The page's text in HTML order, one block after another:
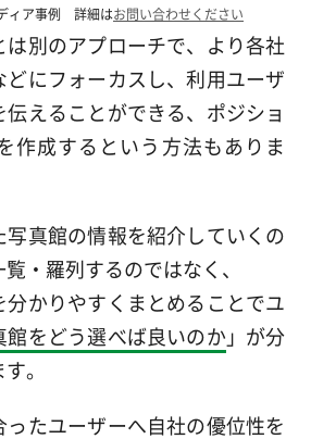
ィア事例 詳細はお問い合わせください
別のアプローチで、より各社
にフォーカスし、利用ユーザ
えることができる、ポジショ
作成するという方法もありま
真館の情報を紹介していくの
・羅列するのではなく、
かりやすくまとめることでユ
館をどう選べば良いのか 」が分
。
たユーザーへ自社の優位性を